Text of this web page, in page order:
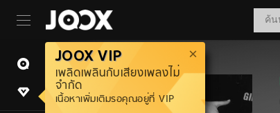
JOOX VIP
เพลิดเพลินกับเสียงเพลงไม่
จำกัด
เนื้อหาเพิ่มเติมรอคุณอยู่ที่ VIP